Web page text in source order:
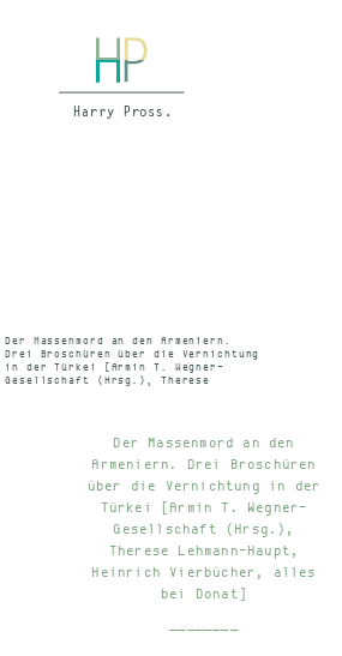
Der Massenmord an den Armeniern.
Drei Broschüren über die Vernichtung
in der Türkei [Armin T. Wegner-
Gesellschaft (Hrsg.), Therese
Der Massenmord an den
Armeniern. Drei Broschüren
über die Vernichtung in der
Türkei [Armin T. Wegner-
Gesellschaft (Hrsg.),
Therese Lehmann-Haupt,
Heinrich Vierbücher, alles
bei Donat]